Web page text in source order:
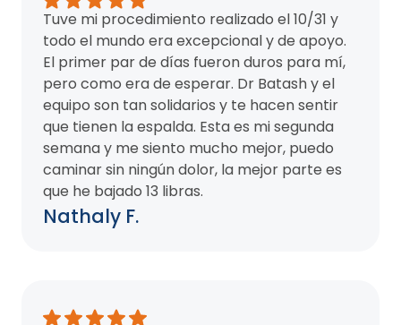
Tuve mi procedimiento realizado el 10/31 y
todo el mundo era excepcional y de apoyo.
El primer par de días fueron duros para mí,
pero como era de esperar. Dr Batash y el
equipo son tan solidarios y te hacen sentir
que tienen la espalda. Esta es mi segunda
semana y me siento mucho mejor, puedo
caminar sin ningún dolor, la mejor parte es
que he bajado 13 libras.
Nathaly F.